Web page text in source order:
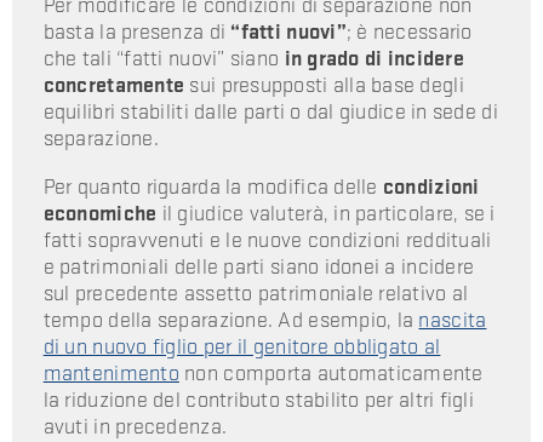
Per modificare le condizioni di separazione non
basta la presenza di “fatti nuovi”; è necessario
che tali “fatti nuovi” siano in grado di incidere
concretamente sui presupposti alla base degli
equilibri stabiliti dalle parti o dal giudice in sede di
separazione.
Per quanto riguarda la modifica delle condizioni
economiche il giudice valuterà, in particolare, se i
fatti sopravvenuti e le nuove condizioni reddituali
e patrimoniali delle parti siano idonei a incidere
sul precedente assetto patrimoniale relativo al
tempo della separazione. Ad esempio, la nascita
di un nuovo figlio per il genitore obbligato al
mantenimento non comporta automaticamente
la riduzione del contributo stabilito per altri figli
avuti in precedenza.